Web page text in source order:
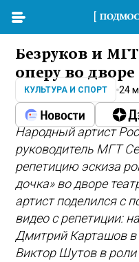
Безруков и
оперу во дворе
КУЛЬТУРА И СПОРТ 24
Народный артист
руководитель МГТ
репетицию эскиза
дочка» во дворе
артист поделился с
видео с репетиции:
Дмитрий Карташов
Виктор Шутов в